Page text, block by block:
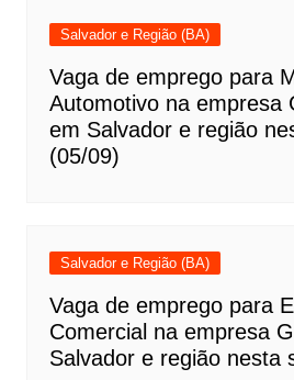
Salvador e Região (BA)
Vaga de emprego para
Automotivo na empresa
em Salvador e região
(05/09)
Salvador e Região (BA)
Vaga de emprego para
Comercial na empresa
Salvador e região nesta